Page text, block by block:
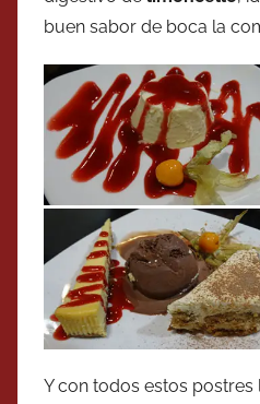
buen sabor de boca la
Y con todos estos